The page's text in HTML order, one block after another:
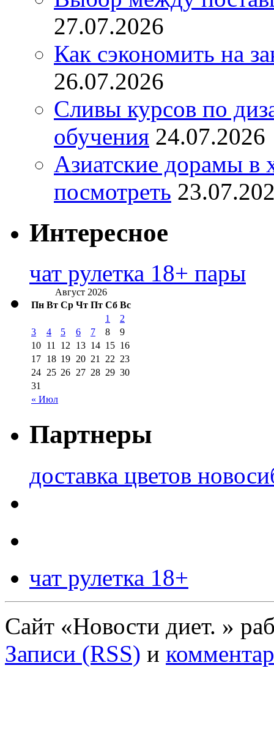
27.07.2026
Как сэкономить на
26.07.2026
Сливы курсов по
обучения 24.07.2026
Азиатские дорамы в
посмотреть
Интересное
чат рулетка 18+ пары
Август 2026
Пн Вт Ср Чт Пт Сб Вс
« Июл
1
2
3
4 5 6 7 8
9
10 11 12 13 14 15 16
17 18 19 20 21 22 23
24 25 26 27 28 29 30
31
Партнеры
доставка цветов
чат рулетка 18+
Сайт «Новости диет. »
Записи (RSS) и